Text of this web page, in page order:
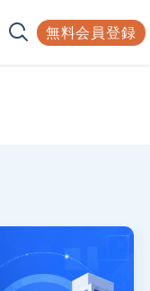
無料会員登録